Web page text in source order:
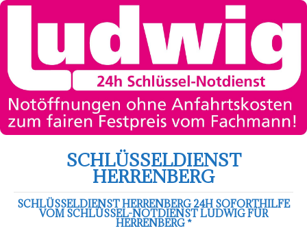
SCHLÜSSELDIENST
HERRENBERG
SCHLÜSSELDIENST HERRENBERG 24H SOFORTHILFE
VOM SCHLÜSSEL-NOTDIENST LUDWIG FÜR
HERRENBERG *